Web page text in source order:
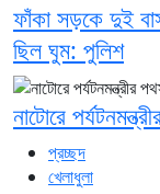
প্রচ্ছদ
খেলাধুলা
ফাঁকা সড়কে দুই
ছিল ঘুম: পুলিশ
নাটোরে